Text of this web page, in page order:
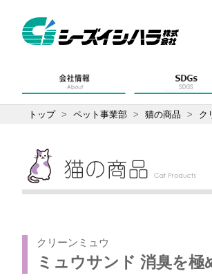
トップ > ペット事業部 > 猫の商品 > ク
クリーンミュウ
ミュウサンド 消臭を極